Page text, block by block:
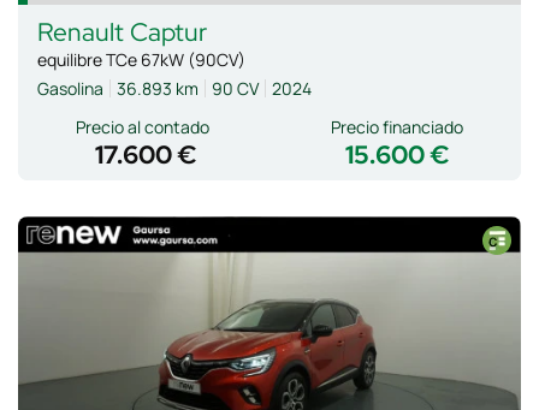
Renault Captur
equilibre TCe 67kW (90CV)
Gasolina
36.893 km 90 CV 2024
Precio al contado
17.600 € 15.600 €
Precio financiado